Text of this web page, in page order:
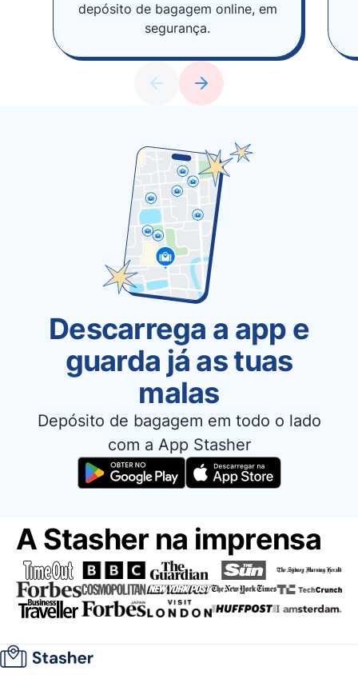
depósito de bagagem online, em
segurança.
Descarrega a app e
guarda já as tuas
malas
Depósito de bagagem em todo o lado
com a App Stasher
A Stasher na imprensa